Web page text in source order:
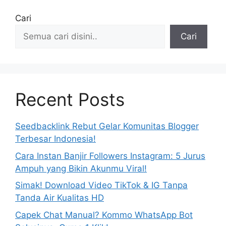
Cari
Cari
Recent Posts
Seedbacklink Rebut Gelar Komunitas Blogger
Terbesar Indonesia!
Cara Instan Banjir Followers Instagram: 5 Jurus
Ampuh yang Bikin Akunmu Viral!
Simak! Download Video TikTok & IG Tanpa
Tanda Air Kualitas HD
Capek Chat Manual? Kommo WhatsApp Bot